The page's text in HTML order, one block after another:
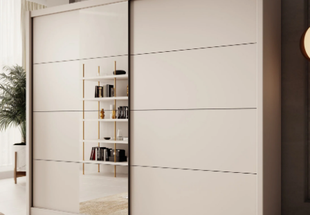
Tafels
Complete woonkamersets
Accessoires
Complete slaapkamersets
Accessoires
Banken
Hotel-Chique
Modern
Landelijk
Japandi
Scandinavisch